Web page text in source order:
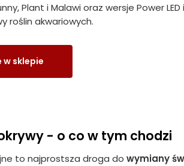
Plant i Malawi oraz wersje Power
roślin akwariowych.
sklepie
- o co w tym chodzi
to najprostsza droga do wymiany